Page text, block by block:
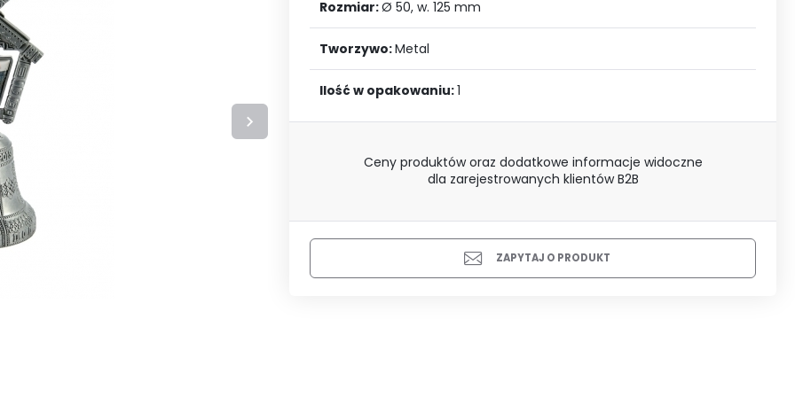
Rozmiar:Ø 50, w. 125 mm
Tworzywo:Metal
Ilość w opakowaniu:1
Ceny produktów oraz dodatkowe informacje widoczne
dla zarejestrowanych klientów B2B
ZAPYTAJ O PRODUKT